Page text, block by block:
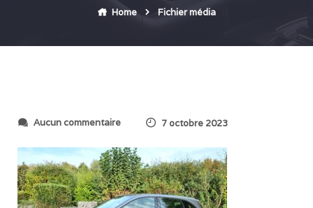
Home Fichier média
Aucun commentaires
r
2
0
2
3
7 octobre 2023